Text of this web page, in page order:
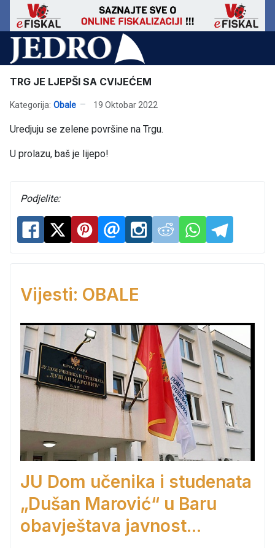
TRG JE LJEPŠI SA CVIJEĆEM
Kategorija: Obale 19 Oktobar 2022
Uredjuju se zelene površine na Trgu.
U prolazu, baš je lijepo!
Podjelite:
Vijesti: OBALE
JU Dom učenika i studenata
„Dušan Marović“ u Baru
obavještava javnost...